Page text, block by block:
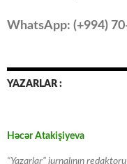
WhatsApp: (+994)
YAZARLAR :
Həcər Atakişiyeva
“Yazarlar” jurnalının redaktoru